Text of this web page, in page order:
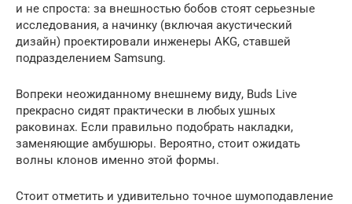
и не спроста: за внешностью бобов стоят серьезные
исследования, а начинку (включая акустический
дизайн) проектировали инженеры AKG, ставшей
подразделением Samsung.
Вопреки неожиданному внешнему виду, Buds Live
прекрасно сидят практически в любых ушных
раковинах. Если правильно подобрать накладки,
заменяющие амбушюры. Вероятно, стоит ожидать
волны клонов именно этой формы.
Стоит отметить и удивительно точное шумоподавление